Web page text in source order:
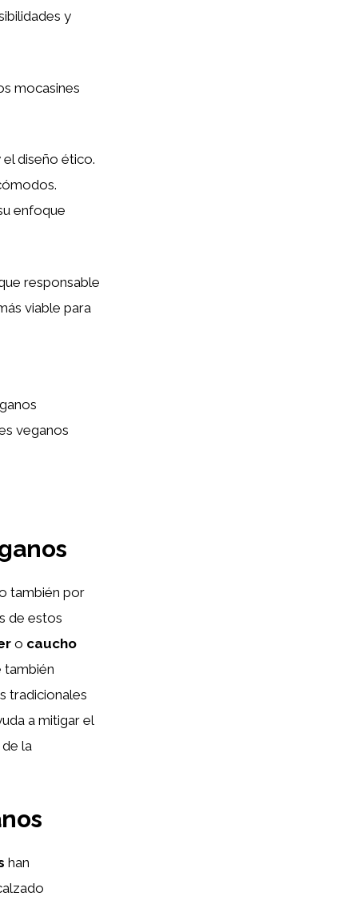
y
mocasines
diseño ético.
enfoque
responsable
viable para
veganos
también por
de estos
o caucho
también
tradicionales
a mitigar el
la
han